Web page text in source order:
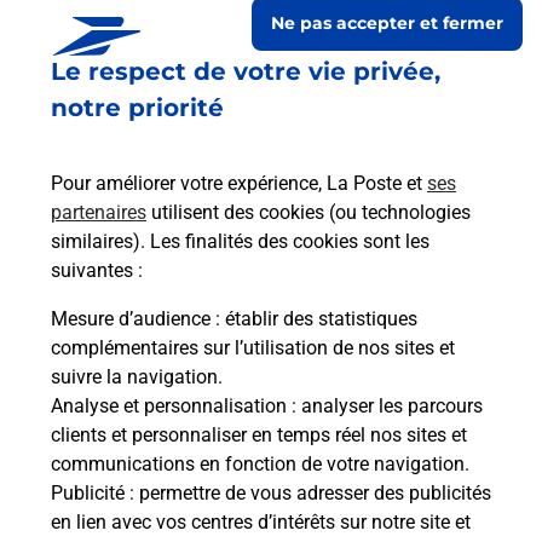
Le respect de votre vie privée,
notre priorité
Pour améliorer votre expérience, La Poste et ses
partenaires utilisent des cookies (ou technologies
similaires). Les finalités des cookies sont les
suivantes :
Mesure d’audience : établir des statistiques
complémentaires sur l’utilisation de nos sites et
suivre la navigation.
Analyse et personnalisation : analyser les parcours
clients et personnaliser en temps réel nos sites et
communications en fonction de votre navigation.
Publicité : permettre de vous adresser des publicités
en lien avec vos centres d’intérêts sur notre site et
Ne pas accepter et fermer
Prochaine collecte du courriersamedià 08h30
22 Rue Des Fontaines
70240 Chateney
Itinéraire
Le lien s'ouvre dans un nouvel onglet